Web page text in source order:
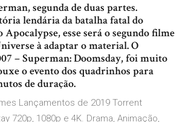
segunda de duas partes.
lendária da batalha fatal do
esse será o segundo filme
à adaptar o material. O
– Superman: Doomsday, foi muito
o evento dos quadrinhos para
de duração.
Lançamentos de 2019 Torrent
720p, 1080p e 4K. Drama, Animação,